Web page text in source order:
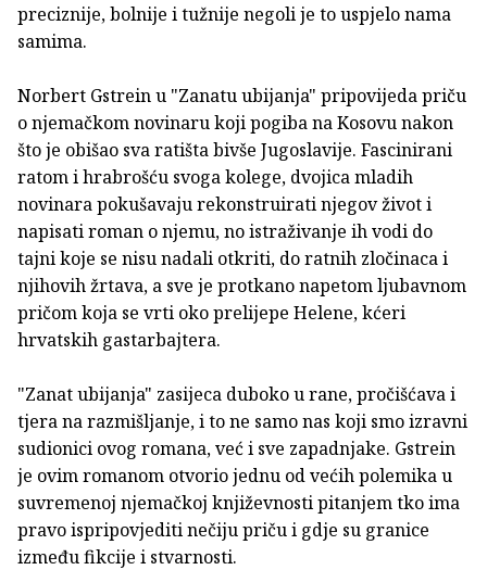
preciznije, bolnije i tužnije negoli je to uspjelo nama
samima.
Norbert Gstrein u "Zanatu ubijanja" pripovijeda priču
o njemačkom novinaru koji pogiba na Kosovu nakon
što je obišao sva ratišta bivše Jugoslavije. Fascinirani
ratom i hrabrošću svoga kolege, dvojica mladih
novinara pokušavaju rekonstruirati njegov život i
napisati roman o njemu, no istraživanje ih vodi do
tajni koje se nisu nadali otkriti, do ratnih zločinaca i
njihovih žrtava, a sve je protkano napetom ljubavnom
pričom koja se vrti oko prelijepe Helene, kćeri
hrvatskih gastarbajtera.
"Zanat ubijanja" zasijeca duboko u rane, pročišćava i
tjera na razmišljanje, i to ne samo nas koji smo izravni
sudionici ovog romana, već i sve zapadnjake. Gstrein
je ovim romanom otvorio jednu od većih polemika u
suvremenoj njemačkoj književnosti pitanjem tko ima
pravo ispripovjediti nečiju priču i gdje su granice
između fikcije i stvarnosti.